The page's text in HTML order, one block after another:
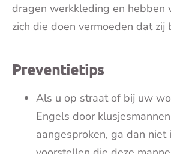
dragen werkkleding en hebben
zich die doen vermoeden dat zij
Preventietips
Als u op straat of bij uw
Engels door
aangesproken, ga dan niet